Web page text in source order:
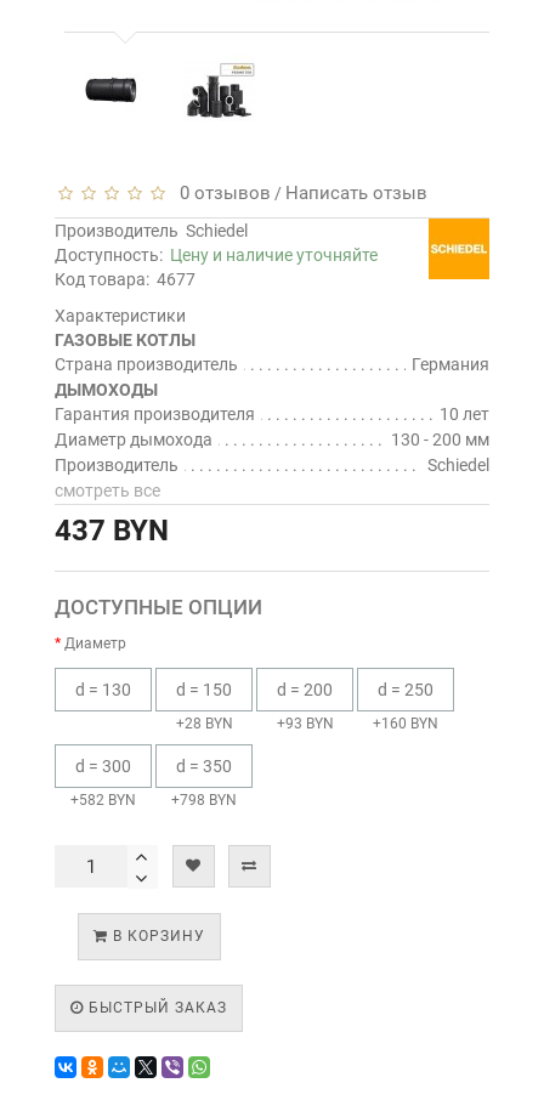
0 отзывов / Написать отзыв
Производитель Schiedel
Доступность: Цену и наличие уточняйте
Код товара: 4677
Характеристики
ГАЗОВЫЕ КОТЛЫ
Страна производитель
Германия
ДЫМОХОДЫ
Гарантия производителя
10 лет
Диаметр дымохода
130 - 200 мм
Производитель
Schiedel
смотреть все
437 BYN
ДОСТУПНЫЕ ОПЦИИ
Диаметр
d = 130 d = 150
+28 BYN
d = 200
+93 BYN
d = 250
+160 BYN
d = 300
+582 BYN
d = 350
+798 BYN
В КОРЗИНУ
БЫСТРЫЙ ЗАКАЗ